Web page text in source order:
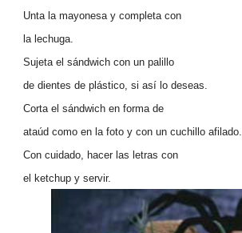
Unta la mayonesa y completa con
la lechuga.
Sujeta el sándwich con un palillo
de dientes de plástico, si así lo deseas.
Corta el sándwich en forma de
ataúd como en la foto y con un cuchillo afilado.
Con cuidado, hacer las letras con
el ketchup y servir.